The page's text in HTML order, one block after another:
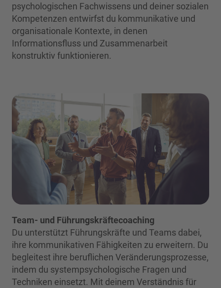
psychologischen Fachwissens und deiner sozialen
Kompetenzen entwirfst du kommunikative und
organisationale Kontexte, in denen
Informationsfluss und Zusammenarbeit
konstruktiv funktionieren.
Team- und Führungskräftecoaching
Du unterstützt Führungskräfte und Teams dabei,
ihre kommunikativen Fähigkeiten zu erweitern. Du
begleitest ihre beruflichen Veränderungsprozesse,
indem du systempsychologische Fragen und
Techniken einsetzt. Mit deinem Verständnis für